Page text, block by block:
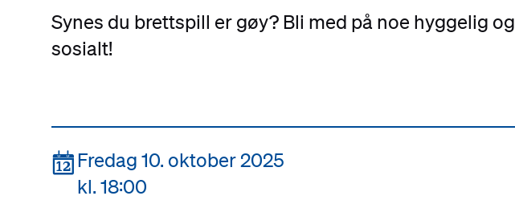
Synes du brettspill er gøy? Bli med på noe hyggelig og
sosialt!
📆Fredag 10. oktober 2025
kl. 18:00